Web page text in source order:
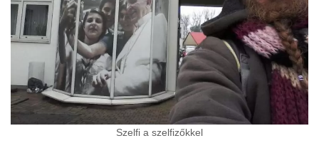
Szelfi a szelfizőkkel